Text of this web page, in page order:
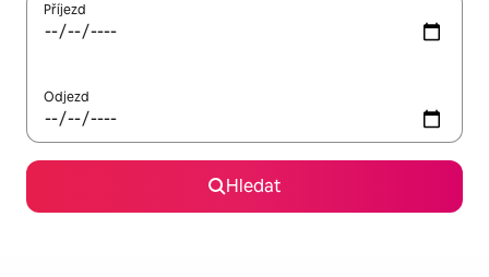
Příjezd
Odjezd
Hledat